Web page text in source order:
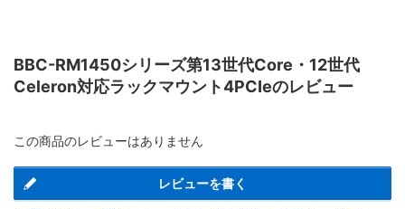
BBC-RM1450シリーズ第13世代Core・12世代
Celeron対応ラックマウント4PCIeのレビュー
この商品のレビューはありません
レビューを書く